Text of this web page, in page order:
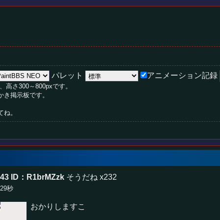
パレット アニメーション記録
高さ300～800pxです。
掲示板です。
。
ID：R1brMZzk そうだね x232
秒
おかりしますこ